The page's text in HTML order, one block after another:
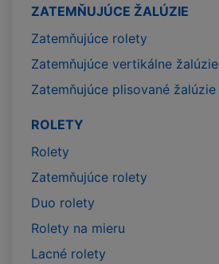
ZATEMŇUJÚCE ŽALÚZIE
Zatemňujúce rolety
Zatemňujúce vertikálne žalúzie
Zatemňujúce plisované žalúzie
ROLETY
Rolety
Zatemňujúce rolety
Duo rolety
Rolety na mieru
Lacné rolety